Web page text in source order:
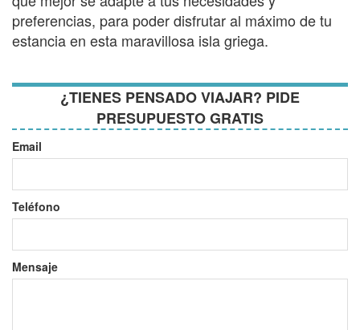
preferencias, para poder disfrutar al máximo de tu
estancia en esta maravillosa isla griega.
¿TIENES PENSADO VIAJAR? PIDE
PRESUPUESTO GRATIS
Email
Teléfono
Mensaje